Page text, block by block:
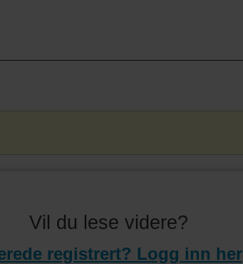
Vil du lese videre?
registrert? Logg inn her